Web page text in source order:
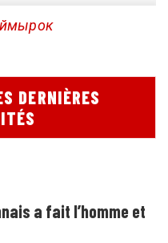
DERNIÈRES
a fait l’homme et